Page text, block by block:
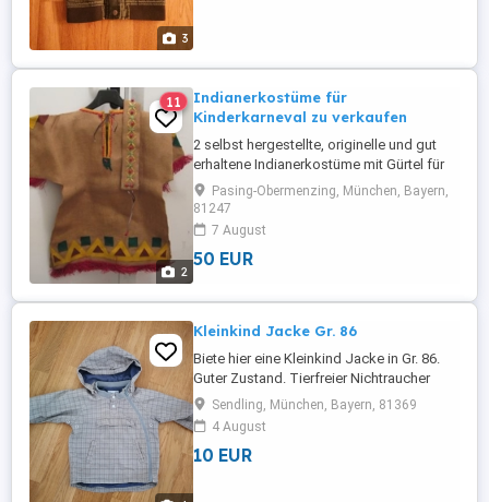
3
2
11
Indianerkostüme für
Kinderkarneval zu verkaufen
2 selbst hergestellte, originelle und gut
erhaltene Indianerkostüme mit Gürtel für
Kinder im Grundschulalter zu verkaufen.
Ideal für den Karneval, ca. 60 cm lang,
Umfang 90 cm. Gefertigt aus Sackleinen
mit Filzaufklebern, Leder und Holzperlen.
Stammesneutral (Apachen, Komantschen,
Pasing-Obermenzing, München, Bayern,
81247
7 August
50 EUR
Kleinkind Jacke Gr. 86
Biete hier eine Kleinkind Jacke in Gr. 86.
Guter Zustand. Tierfreier Nichtraucher
Haushalt
Sendling, München, Bayern, 81369
4 August
10 EUR